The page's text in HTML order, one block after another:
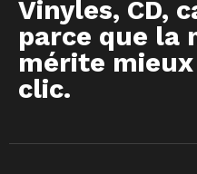
Vinyles, CD,
parce que la
mérite mieux
clic.